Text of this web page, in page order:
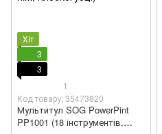
Хіт
3
3
1
Код товару: 35473820
Мультитул SOG PowerPint
PP1001 (18 інструментів,